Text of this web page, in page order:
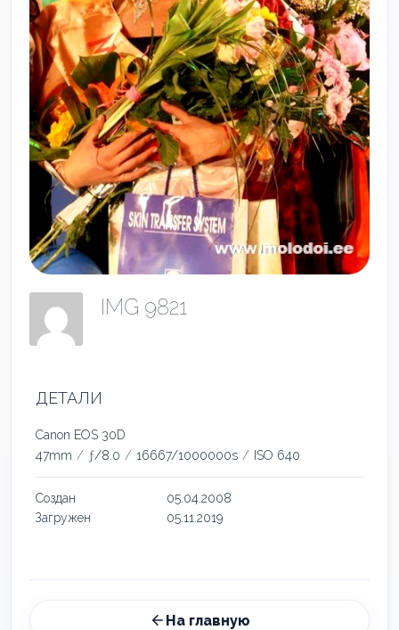
IMG 9821
ДЕТАЛИ
Canon EOS 30D
47mm / ƒ/8.0 / 16667/1000000s / ISO 640
Создан
05.04.2008
Загружен
05.11.2019
На главную